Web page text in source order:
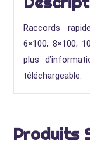
Raccords
6×100; 8×100;
plus
téléchargeable.
Produits